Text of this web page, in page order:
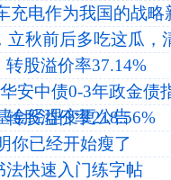
充电作为我国的战
立秋前后多吃这瓜，
股溢价率37.14%
安中债0-3年政金债
金经理变更公告
股溢价率218.56%
你已经开始瘦了
法快速入门练字帖